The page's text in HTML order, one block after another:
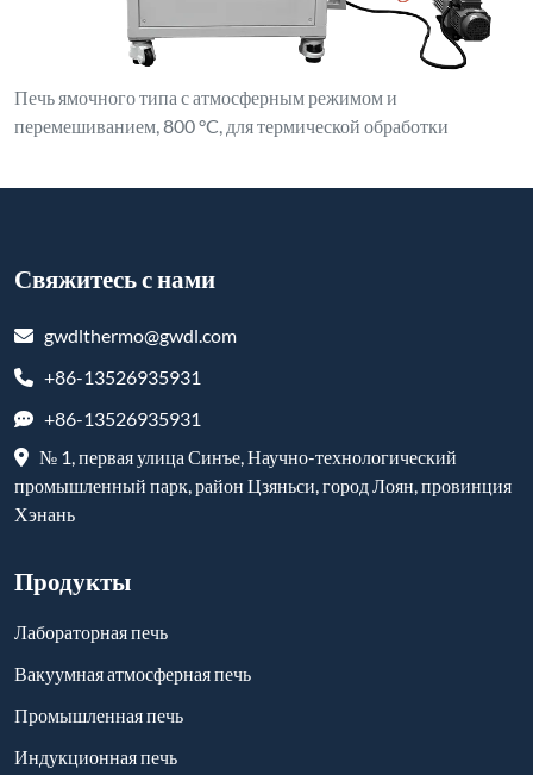
Печь ямочного типа с атмосферным режимом и
перемешиванием, 800 °C, для термической обработки
Свяжитесь с нами
gwdlthermo@gwdl.com
+86-13526935931
+86-13526935931
№ 1, первая улица Синъе, Научно-технологический
промышленный парк, район Цзяньси, город Лоян, провинция
Хэнань
Продукты
Лабораторная печь
Вакуумная атмосферная печь
Промышленная печь
Индукционная печь